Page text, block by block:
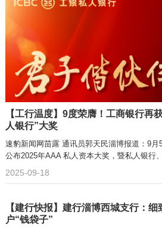
【工行温度】9度荣膺！工商银行再
人银行”大奖
速豹新闻网苗露 通讯员郭天民淄博报道：9月
公布2025年AAA 私人资本大奖，暨私人银行
2025-09-18
【建行快报】建行淄博西城支行：
户“钱袋子”